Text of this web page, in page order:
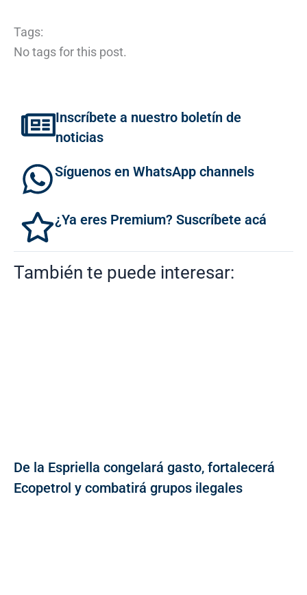
Tags:
No tags for this post.
Inscríbete a nuestro boletín de
noticias
Síguenos en WhatsApp channels
¿Ya eres Premium? Suscríbete acá
También te puede interesar:
De la Espriella congelará gasto, fortalecerá
Ecopetrol y combatirá grupos ilegales